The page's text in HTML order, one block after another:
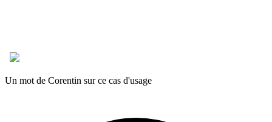
Un mot de Corentin sur ce cas d'usage